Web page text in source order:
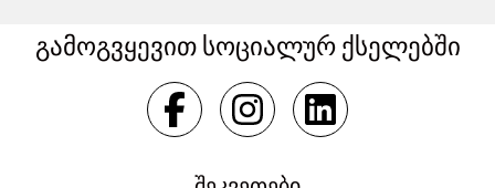
გამოგვყევით სოციალურ ქსელებში